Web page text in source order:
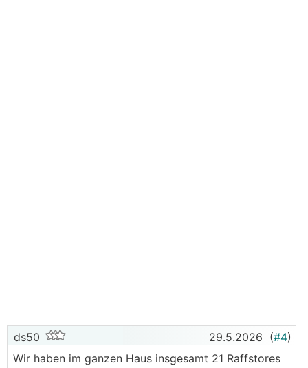
ds50 29.5.2026 (#4)
Wir haben im ganzen Haus insgesamt 21 Raffstores